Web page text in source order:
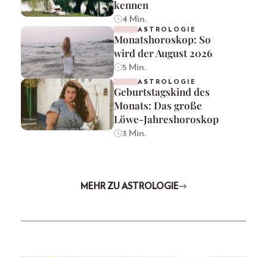
kennen
4 Min.
ASTROLOGIE
Monatshoroskop: So
wird der August 2026
5 Min.
ASTROLOGIE
Geburtstagskind des
Monats: Das große
Löwe-Jahreshoroskop
3 Min.
MEHR ZU ASTROLOGIE